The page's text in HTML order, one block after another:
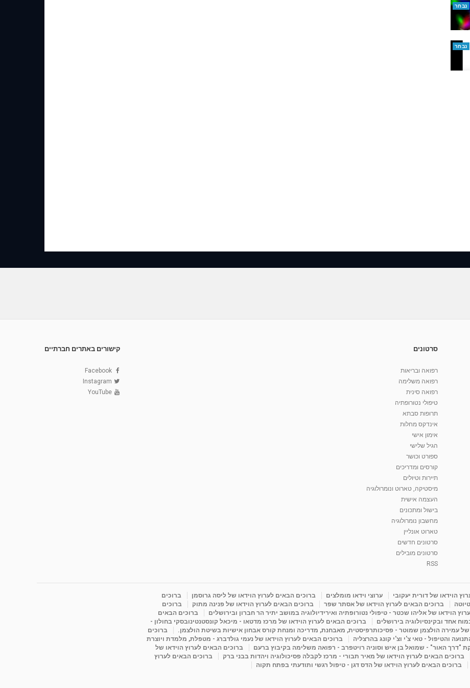
נבחר
נבחר
סרטונים
רפואה ובריאות
רפואה משלימה
רפואה סינית
טיפולי נטורופתיה
תרופות סבתא
אינדקס מחלות
אימון אישי
הגיל שלישי
ספורט וכושר
קורסים ומדריכים
תיירות וטיולים
מיסטיקה, טארוט ונומרולוגיה
העצמה אישית
בישול ומתכונים
מחשבון נומרולוגיה
טארוט אונליין
סרטונים חדשים
סרטונים מובילים
RSS
קישורים באתרים חברתיים
Facebook
Instagram
YouTube
הוידאו של דורית יעקובי ערוצי וידאו מומלצים ברוכים הבאים לערוץ הוידאו של ליסה גרוסמן
ברוכים
ברוכים הבאים לערוץ הוידאו של אסתר שפר ברוכים הבאים לערוץ הוידאו של פנינה מתוק
ברוכים
הוידאו של אליהו שכטר - טיפולי נטורופתיה ואירידיולוגיה במושב יתיר הר חברון ובירושלים
ברוכים הבאים
אחד ובקינסיולוגיה בירושלים
ברוכים הבאים לערוץ הוידאו של מרכז מדטאו - מיכאל קונסטנטינובסקי בחולון -
של עמירה הולצמן שמוטר - פסיכותרפיסטית, מאבחנת, מדריכה ומנחת קורס אבחון אישיות בשיטת הולצמן.
ברוכים
והטיפול - טאי צ'י וצ'י קונג בהרצליה
ברוכים הבאים לערוץ הוידאו של נעמי גולדברג - מטפלת, מלמדת ויוצרת
"דרך האור" - שמואל בן איש וסוניה רויטפרב - רפואה משלימה בקיבוץ ברעם
ברוכים הבאים לערוץ הוידאו של
ברוכים הבאים לערוץ הוידאו של מאיר תבורי - מרכז לקבלה פסיכולוגיה ויהדות בבני ברק
ברוכים הבאים לערוץ
ברוכים הבאים לערוץ הוידאו של הדס דגן - טיפול רגשי ותודעתי בפתח תקוה